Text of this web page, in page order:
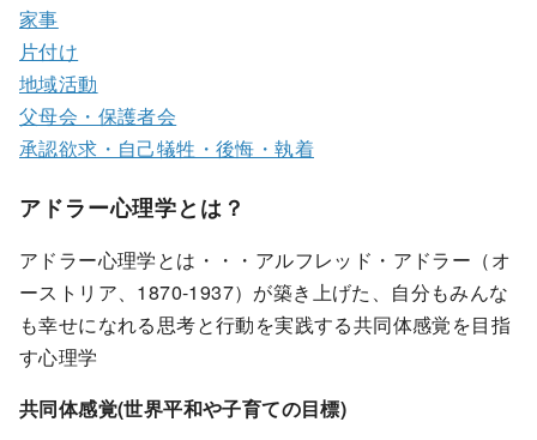
家事
片付け
地域活動
父母会・保護者会
承認欲求・自己犠牲・後悔・執着
アドラー心理学とは？
アドラー心理学とは・・・アルフレッド・アドラー（オ
ーストリア、1870-1937）が築き上げた、自分もみんな
も幸せになれる思考と行動を実践する共同体感覚を目指
す心理学
共同体感覚(世界平和や子育ての目標)